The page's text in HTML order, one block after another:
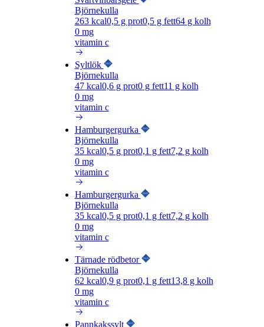
Björnekulla
263kcal0,5g prot0,5g fett64g kolh
0 mg
vitamin c
Syltlök
Björnekulla
47kcal0,6g prot0g fett11 g kolh
0 mg
vitamin c
Hamburgergurka
Björnekulla
35kcal0,5g prot0,1 g fett7,2 g kolh
0 mg
vitamin c
Hamburgergurka
Björnekulla
35kcal0,5g prot0,1 g fett7,2 g kolh
0 mg
vitamin c
Tärnade rödbetor
Björnekulla
62 kcal0,9g prot0,1 g fett13,8g kolh
0 mg
vitamin c
Pannkakssylt